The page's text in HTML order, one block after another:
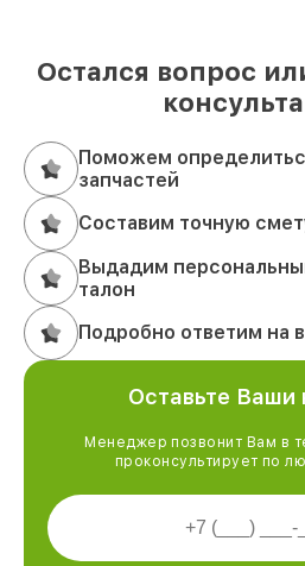
Остался вопрос
Поможем
запчастей
Составим точную
Выдадим
талон
Подробно ответим на
Оставьте Ваши
Менеджер позвонит Вам в
проконсультирует по